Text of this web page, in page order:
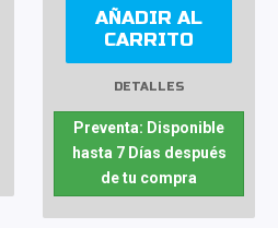
AÑADIR AL
CARRITO
DETALLES
Preventa: Disponible
hasta 7 Días después
de tu compra